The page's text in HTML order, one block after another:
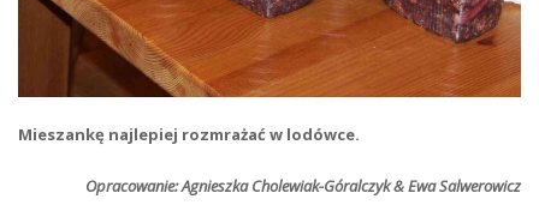
Mieszankę najlepiej rozmrażać w lodówce.
Opracowanie: Agnieszka Cholewiak-Góralczyk & Ewa Salwerowicz